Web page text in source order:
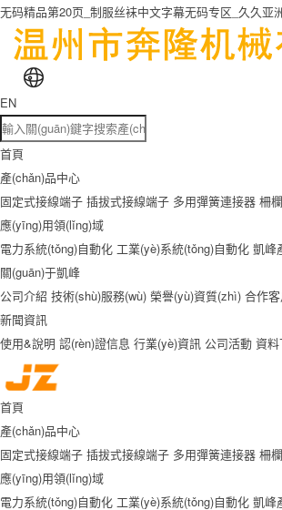
无码精品第20页_制服丝袜中文字幕无码专区_久久
EN
首頁
產(chǎn)品中心
固定式接線端子 插拔式接線端子 多用彈簧連接器 柵
應(yīng)用領(lǐng)域
電力系統(tǒng)自動化 工業(yè)系統(tǒng)自動化 凱峰
關(guān)于凱峰
公司介紹 技術(shù)服務(wù) 榮譽(yù)資質(zhì) 合作客
新聞資訊
使用&說明 認(rèn)證信息 行業(yè)資訊 公司活動 資
首頁
產(chǎn)品中心
固定式接線端子 插拔式接線端子 多用彈簧連接器 柵
應(yīng)用領(lǐng)域
電力系統(tǒng)自動化 工業(yè)系統(tǒng)自動化 凱峰